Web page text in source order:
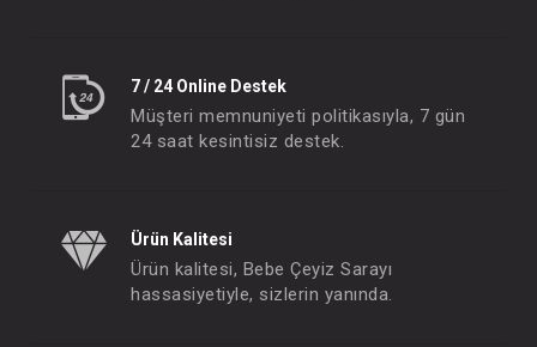
SEBİ PRİME Raporlu Ayı Kafa Papyon Düğme Battaniye ( Ekru )
7 / 24 Online Destek
Müşteri memnuniyeti politikasıyla, 7 gün
24 saat kesintisiz destek.
Ürün Kalitesi
Ürün kalitesi, Bebe Çeyiz Sarayı
hassasiyetiyle, sizlerin yanında.